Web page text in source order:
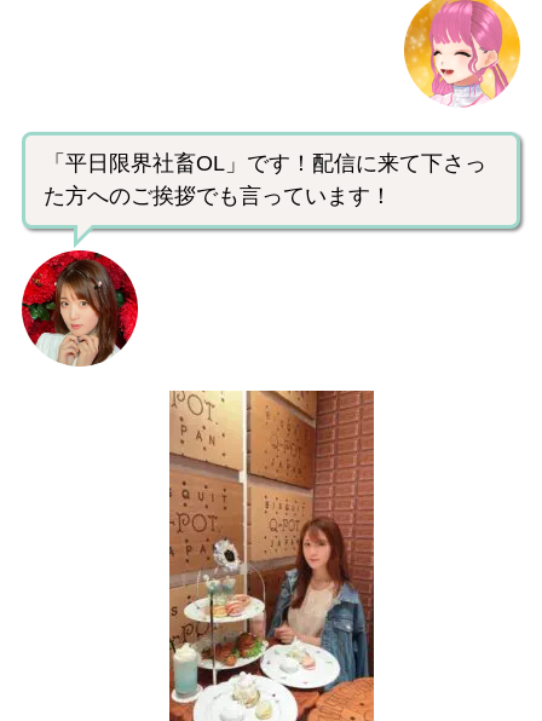
「平日限界社畜OL」です！配信に来て下さっ
た方へのご挨拶でも言っています！